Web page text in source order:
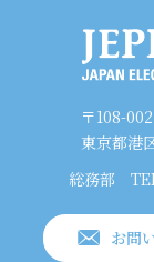
〒108-
東京都港
総務部
お問